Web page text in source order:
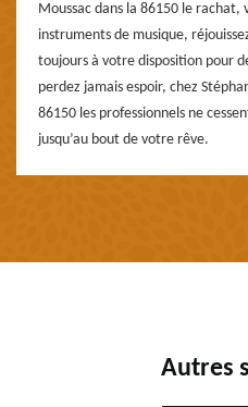
Moussac dans la 86150 le
instruments de musique,
toujours à votre disposition pour
perdez jamais espoir, chez
86150 les professionnels ne
jusqu’au bout de votre rêve.
Autres